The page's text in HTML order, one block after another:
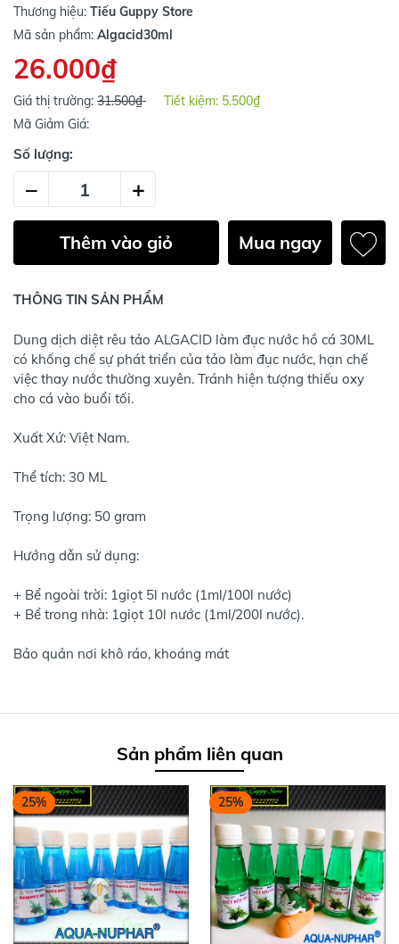
Thương hiệu: Tiếu Guppy Store
Mã sản phẩm: Algacid30ml
26.000₫
Giá thị trường: 31.500₫ Tiết kiệm: 5.500₫
Mã Giảm Giá:
Số lượng:
– +
Thêm vào giỏ Mua ngay
THÔNG TIN SẢN PHẨM
Dung dịch diệt rêu tảo ALGACID làm đục nước hồ cá 30ML
có khống chế sự phát triển của tảo làm đục nước, hạn chế
việc thay nước thường xuyên. Tránh hiện tượng thiếu oxy
cho cá vào buổi tối.
Xuất Xứ: Việt Nam.
Thể tích: 30 ML
Trọng lượng: 50 gram
Hướng dẫn sử dụng:
+ Bể ngoài trời: 1giọt 5l nước (1ml/100l nước)
+ Bể trong nhà: 1giọt 10l nước (1ml/200l nước).
Bảo quản nơi khô ráo, khoáng mát
Sản phẩm liên quan
25% 25%